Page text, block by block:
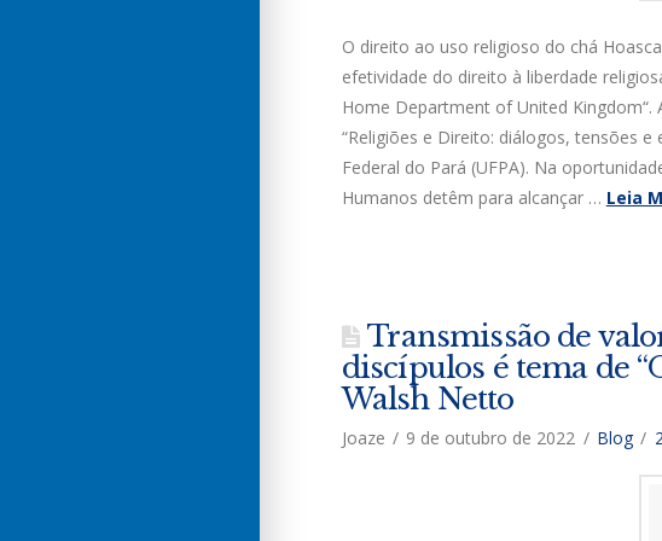
O direito ao uso religioso do chá
efetividade do direito à liberdade
Home Department of United
“Religiões e Direito: diálogos, tensões
Federal do Pará (UFPA). Na
Humanos detêm para alcançar … Leia
Transmissão de
discípulos é tema de
Walsh Netto
Joaze 9 de outubro de 2022 Blog